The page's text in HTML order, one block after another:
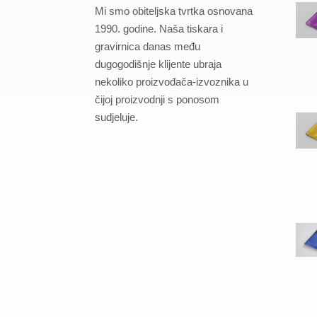
Mi smo obiteljska tvrtka osnovana
1990. godine. Naša tiskara i
gravirnica danas među
dugogodišnje klijente ubraja
nekoliko proizvođača-izvoznika u
čijoj proizvodnji s ponosom
sudjeluje.